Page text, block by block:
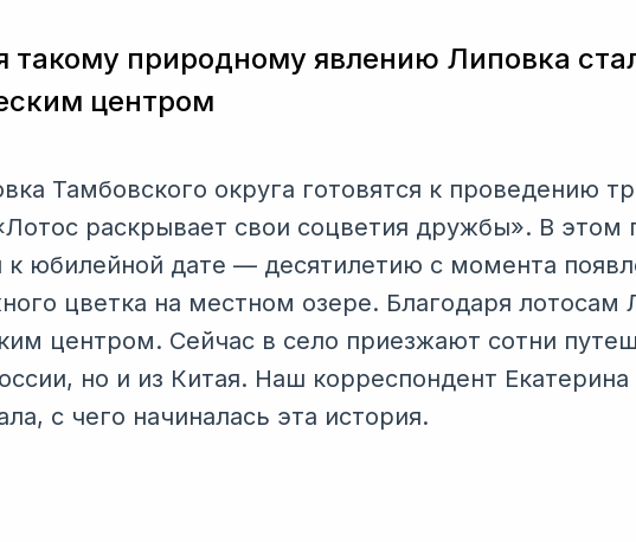
такому природному явлению Липовка
центром
Тамбовского округа готовятся к проведению
раскрывает свои соцветия дружбы». В этом
к юбилейной дате — десятилетию с момента
цветка на местном озере. Благодаря лотосам
центром. Сейчас в село приезжают сотни
но и из Китая. Наш корреспондент Екатерина
с чего начиналась эта история.